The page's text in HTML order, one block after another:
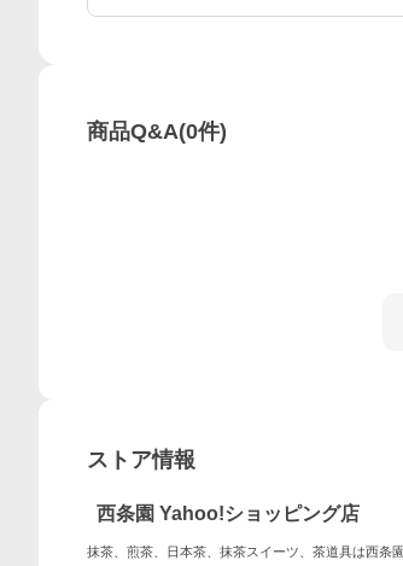
商品Q&A(0件)
ストア情報
西条園 Yahoo!ショッピング店
抹茶、煎茶、日本茶、抹茶スイーツ、茶道具は西条